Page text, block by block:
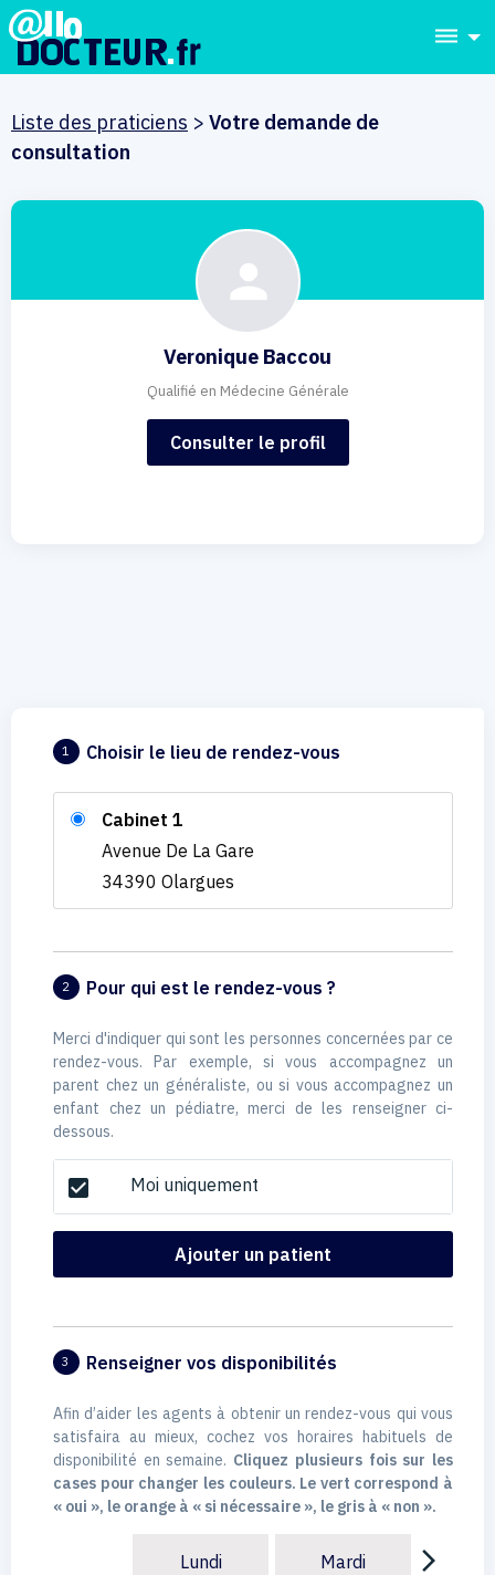
dehaze
Liste des praticiens > Votre demande de
consultation
Veronique Baccou
Qualifié en Médecine Générale
Consulter le profil
1 Choisir le lieu de rendez-vous
Cabinet 1
Avenue De La Gare
34390 Olargues
2 Pour qui est le rendez-vous ?
Merci d'indiquer qui sont les personnes concernées par ce
rendez-vous. Par exemple, si vous accompagnez un
parent chez un généraliste, ou si vous accompagnez un
enfant chez un pédiatre, merci de les renseigner ci-
dessous.
check_box Moi uniquement
Ajouter un patient
3 Renseigner vos disponibilités
Afin d’aider les agents à obtenir un rendez-vous qui vous
satisfaira au mieux, cochez vos horaires habituels de
disponibilité en semaine. Cliquez plusieurs fois sur les
cases pour changer les couleurs. Le vert correspond à
« oui », le orange à « si nécessaire », le gris à « non ».
Lundi Mardi arrow_forward_ios